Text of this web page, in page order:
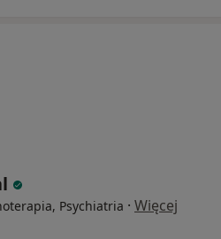
Psychiatria · Więcej